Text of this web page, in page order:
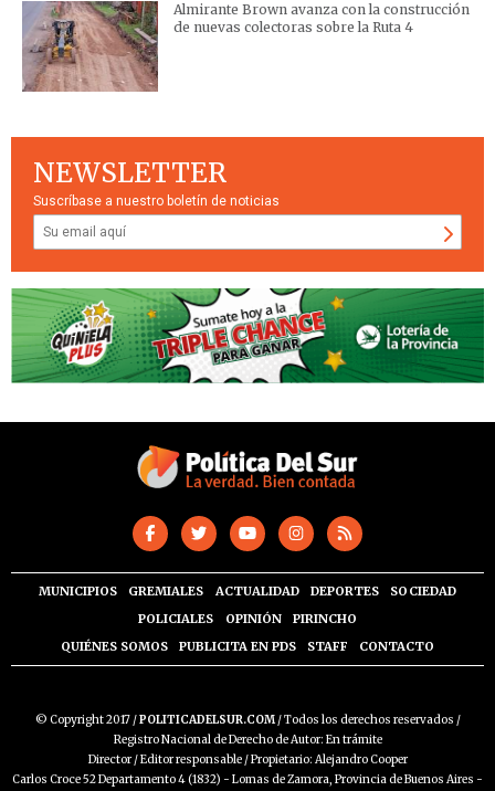
Almirante Brown avanza con la construcción
de nuevas colectoras sobre la Ruta 4
NEWSLETTER
Suscríbase a nuestro boletín de noticias
MUNICIPIOS GREMIALES ACTUALIDAD DEPORTES
SOCIEDAD
POLICIALES
OPINIÓN
PIRINCHO
QUIÉNES SOMOS
PUBLICITA EN PDS STAFF CONTACTO
© Copyright 2017 /POLITICADELSUR.COM/ Todos los derechos reservados /
Registro Nacional de Derecho de Autor: En trámite
Director / Editor responsable / Propietario: Alejandro Cooper
Carlos Croce 52 Departamento 4 (1832) - Lomas de Zamora, Provincia de Buenos Aires -